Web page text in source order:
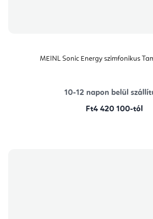
MEINL Sonic Energy szimfonikus
10-12 napon belül
Ft4 420 100-tól